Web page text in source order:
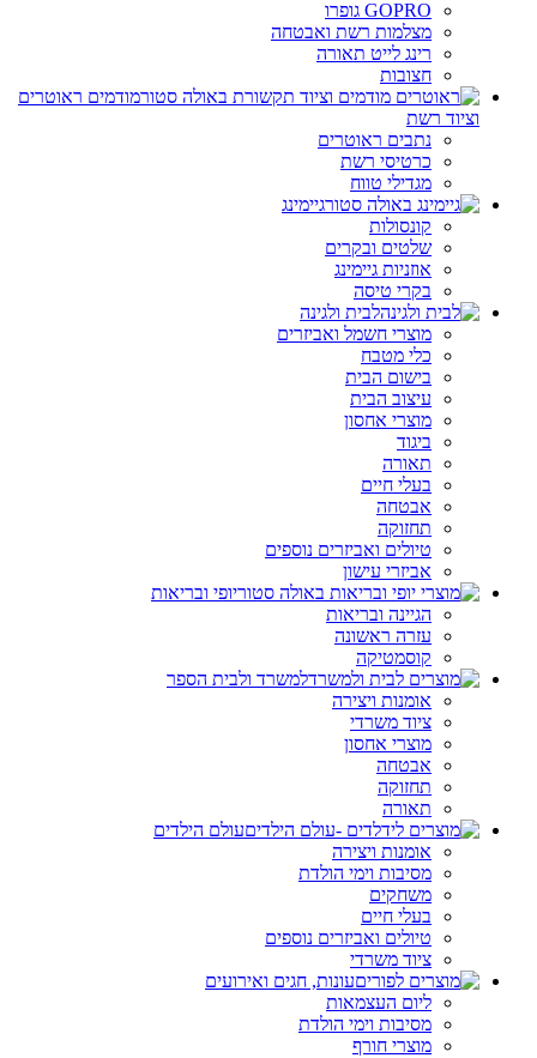
GOPRO גופרו
מצלמות רשת ואבטחה
רינג לייט תאורה
חצובות
מודמים ראוטרים
וציוד רשת
נתבים ראוטרים
כרטיסי רשת
מגדילי טווח
גיימינג
קונסולות
שלטים ובקרים
אוזניות גיימינג
בקרי טיסה
לבית ולגינה
מוצרי חשמל ואביזרים
כלי מטבח
בישום הבית
עיצוב הבית
מוצרי אחסון
ביגוד
תאורה
בעלי חיים
אבטחה
תחזוקה
טיולים ואביזרים נוספים
אביזרי עישון
יופי ובריאות
הגיינה ובריאות
עזרה ראשונה
קוסמטיקה
למשרד ולבית הספר
אומנות ויצירה
ציוד משרדי
מוצרי אחסון
אבטחה
תחזוקה
תאורה
עולם הילדים
אומנות ויצירה
מסיבות וימי הולדת
משחקים
בעלי חיים
טיולים ואביזרים נוספים
ציוד משרדי
עונות, חגים ואירועים
ליום העצמאות
מסיבות וימי הולדת
מוצרי חורף